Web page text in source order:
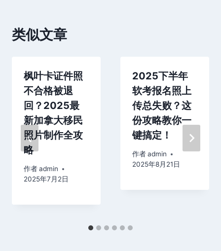
类似文章
枫叶卡证件照
不合格被退
回？2025最
新加拿大移民
照片制作全攻
略
作者admin
2025年7月2日
2025下半年
软考报名照上
传总失败？这
份攻略教你一
键搞定！
作者admin
2025年8月21日